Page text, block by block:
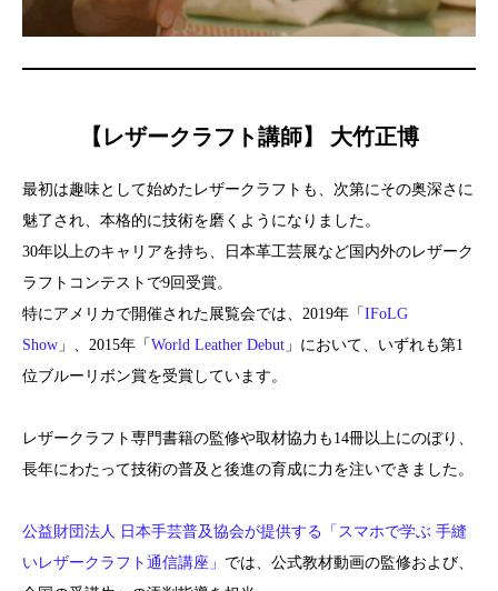
【レザークラフト講師】 大竹正博
最初は趣味として始めたレザークラフトも、次第にその奥深さに
魅了され、本格的に技術を磨くようになりました。
30年以上のキャリアを持ち、日本革工芸展など国内外のレザーク
ラフトコンテストで9回受賞。
特にアメリカで開催された展覧会では、2019年「IFoLG
Show 」、2015年「World Leather Debut 」において、いずれも第1
位ブルーリボン賞を受賞しています。
レザークラフト専門書籍の監修や取材協力も14冊以上にのぼり、
長年にわたって技術の普及と後進の育成に力を注いできました。
公益財団法人 日本手芸普及協会が提供する「スマホで学ぶ 手縫
いレザークラフト通信講座」 では、公式教材動画の監修および、